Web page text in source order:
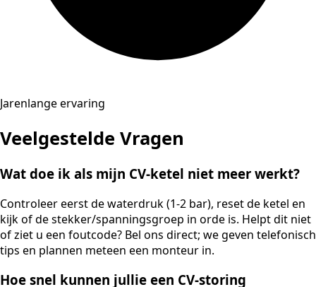
Jarenlange ervaring
Veelgestelde Vragen
Wat doe ik als mijn CV-ketel niet meer werkt?
Controleer eerst de waterdruk (1-2 bar), reset de ketel en
kijk of de stekker/spanningsgroep in orde is. Helpt dit niet
of ziet u een foutcode? Bel ons direct; we geven telefonisch
tips en plannen meteen een monteur in.
Hoe snel kunnen jullie een CV-storing